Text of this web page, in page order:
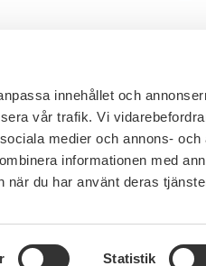
innehållet och
vår trafik. Vi
medier och annons-
informationen med
när du har använt deras
Statistik
Telefon växel: 08 - 453 44
E-post:
Postadress: Box 7603, 103
Besöksadress: